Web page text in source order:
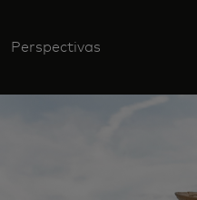
Perspectivas